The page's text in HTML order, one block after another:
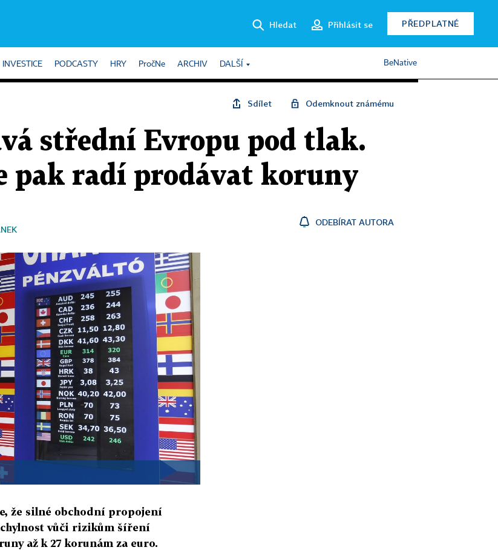
Hledat Přihlásit se PŘEDPLATNÉ
INVESTICE PODCASTY HRY PročNe ARCHIV DALŠÍ BeNative
Sdílet Odemknout známému
střední Evropu pod tlak.
pak radí prodávat koruny
ODEBÍRAT AUTORA
že silné obchodní propojení
vůči rizikům šíření
až k 27 korunám za euro.